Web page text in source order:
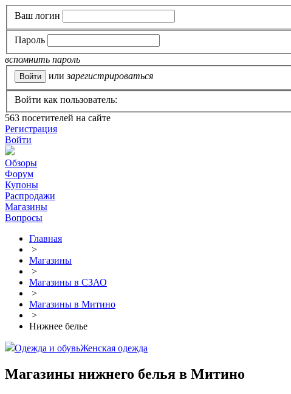
Ваш логин
Пароль
вспомнить пароль
или зарегистрироваться
Войти как пользователь:
563 посетителей на сайте
Регистрация
Войти
Обзоры
Форум
Купоны
Распродажи
Магазины
Вопросы
Главная
>
Магазины
>
Магазины в СЗАО
>
Магазины в Митино
>
Нижнее белье
Одежда и обувьЖенская одежда
Магазины нижнего белья в Митино